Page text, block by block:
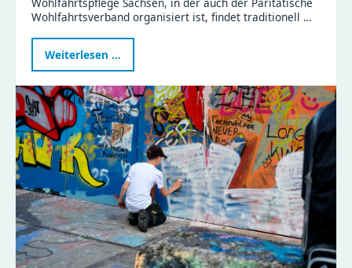
Wohlfahrtsverband organisiert ist, findet traditionell …
Weiterlesen …
2026
im
Haus
Liddy